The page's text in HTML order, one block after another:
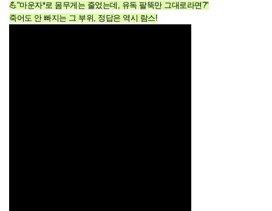
💪"마운자*로 몸무게는 줄었는데, 유독 팔뚝만 그대로라면?"
죽어도 안 빠지는 그 부위, 정답은 역시 람스!